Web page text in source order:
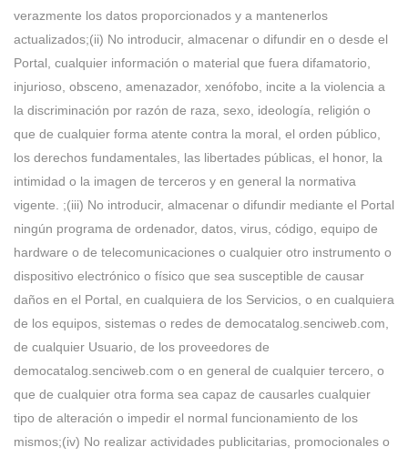
verazmente los datos proporcionados y a mantenerlos
actualizados;(ii) No introducir, almacenar o difundir en o desde el
Portal, cualquier información o material que fuera difamatorio,
injurioso, obsceno, amenazador, xenófobo, incite a la violencia a
la discriminación por razón de raza, sexo, ideología, religión o
que de cualquier forma atente contra la moral, el orden público,
los derechos fundamentales, las libertades públicas, el honor, la
intimidad o la imagen de terceros y en general la normativa
vigente. ;(iii) No introducir, almacenar o difundir mediante el Portal
ningún programa de ordenador, datos, virus, código, equipo de
hardware o de telecomunicaciones o cualquier otro instrumento o
dispositivo electrónico o físico que sea susceptible de causar
daños en el Portal, en cualquiera de los Servicios, o en cualquiera
de los equipos, sistemas o redes de democatalog.senciweb.com,
de cualquier Usuario, de los proveedores de
democatalog.senciweb.com o en general de cualquier tercero, o
que de cualquier otra forma sea capaz de causarles cualquier
tipo de alteración o impedir el normal funcionamiento de los
mismos;(iv) No realizar actividades publicitarias, promocionales o